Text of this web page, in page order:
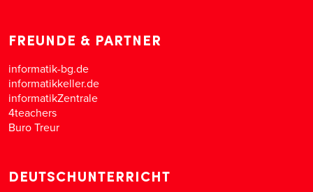
FREUNDE & PARTNER
informatik-bg.de
informatikkeller.de
informatikZentrale
4teachers
Buro Treur
DEUTSCHUNTERRICHT